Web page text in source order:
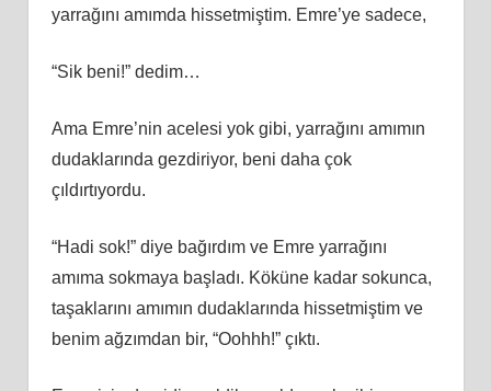
yarrağını amımda hissetmiştim. Emre’ye sadece,
“Sik beni!” dedim…
Ama Emre’nin acelesi yok gibi, yarrağını amımın
dudaklarında gezdiriyor, beni daha çok
çıldırtıyordu.
“Hadi sok!” diye bağırdım ve Emre yarrağını
amıma sokmaya başladı. Köküne kadar sokunca,
taşaklarını amımın dudaklarında hissetmiştim ve
benim ağzımdan bir, “Oohhh!” çıktı.